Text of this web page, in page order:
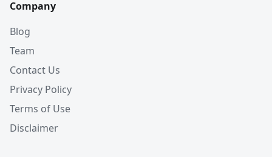
Company
Blog
Team
Contact Us
Privacy Policy
Terms of Use
Disclaimer